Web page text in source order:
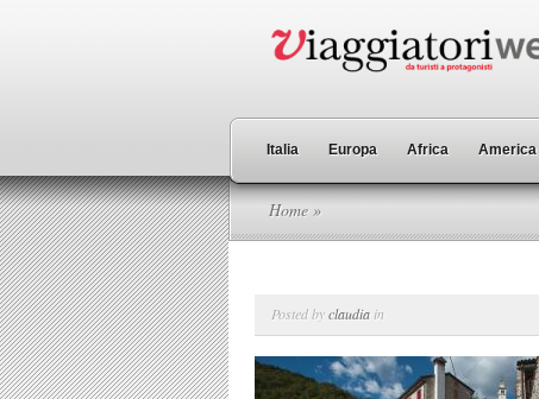
Italia Europa Africa America
Home »
Posted byclaudia in